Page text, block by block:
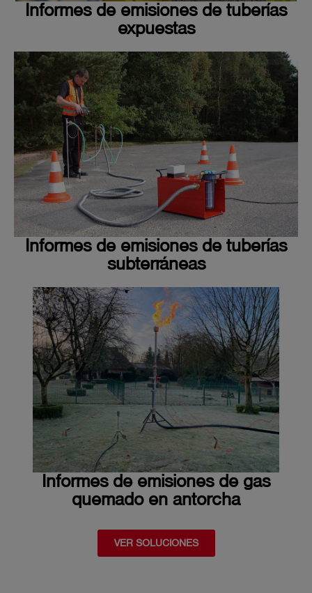
Informes de emisiones de tuberías
expuestas
Informes de emisiones de tuberías
subterráneas
Informes de emisiones de gas
quemado en antorcha
VER SOLUCIONES